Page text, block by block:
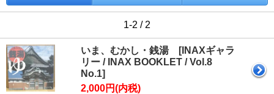
1-2 / 2
いま、むかし・銭湯 [INAXギャラ
リー / INAX BOOKLET / Vol.8
No.1]
2,000円(内税)